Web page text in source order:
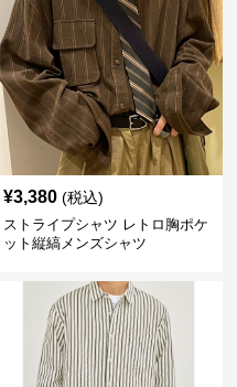
¥3,380 (税込)
ストライプシャツ レトロ胸ポケ
ット縦縞メンズシャツ